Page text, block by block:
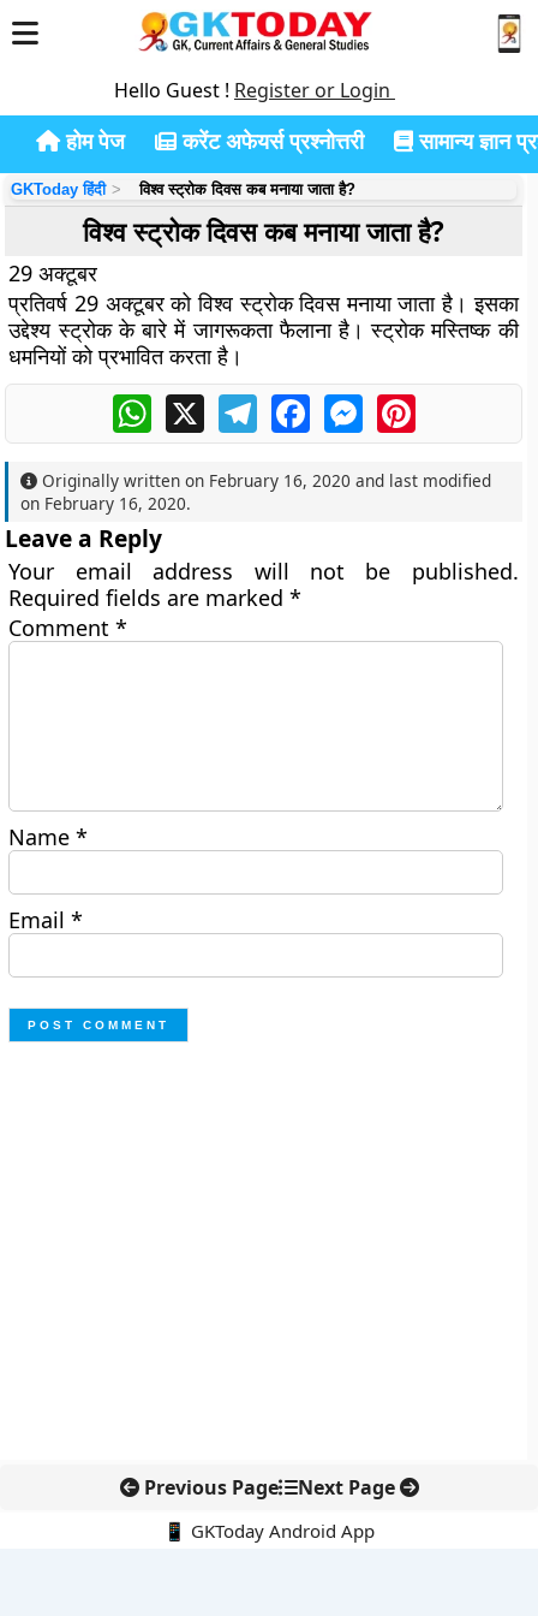
Hello Guest ! Register or Login
होम पेज करेंट अफेयर्स प्रश्नोत्तरी सामान्य ज्ञान
GKToday हिंदी विश्व स्ट्रोक दिवस कब मनाया जाता है?
विश्व स्ट्रोक दिवस कब मनाया जाता है?
29 अक्टूबर
प्रतिवर्ष 29 अक्टूबर को विश्व स्ट्रोक दिवस मनाया जाता है। इसका
उद्देश्य स्ट्रोक के बारे में जागरूकता फैलाना है। स्ट्रोक मस्तिष्क की
धमनियों को प्रभावित करता है।
WhatsApp
X TelegramFacebookMessengerPinterest
Originally written on February 16, 2020 and last modified
on February 16, 2020.
Leave a Reply
Your email address will not be published.
Required fields are marked*
Comment*
Name*
Email*
Previous Page Next Page
📱 GKToday Android App